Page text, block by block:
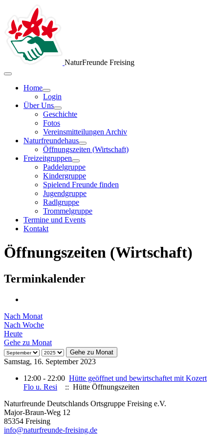
NaturFreunde Freising
Home
Login
Über Uns
Geschichte
Fotos
Vereinsmitteilungen Archiv
Naturfreundehaus
Öffnungszeiten (Wirtschaft)
Freizeitgruppen
Paddelgruppe
Kindergruppe
Spielend Freunde finden
Jugendgruppe
Radlgruppe
Trommelgruppe
Termine und Events
Kontakt
Öffnungszeiten (Wirtschaft)
Terminkalender
Nach Monat
Nach Woche
Heute
Gehe zu Monat
Gehe zu Monat
Samstag, 16. September 2023
12:00 - 22:00 Hütte geöffnet und bewirtschaftet mit Kozert
Flo u. Resi
:: Hütte Öffnungszeiten
Naturfreunde Deutschlands Ortsgruppe Freising e.V.
Major-Braun-Weg 12
85354 Freising
info@naturfreunde-freising.de